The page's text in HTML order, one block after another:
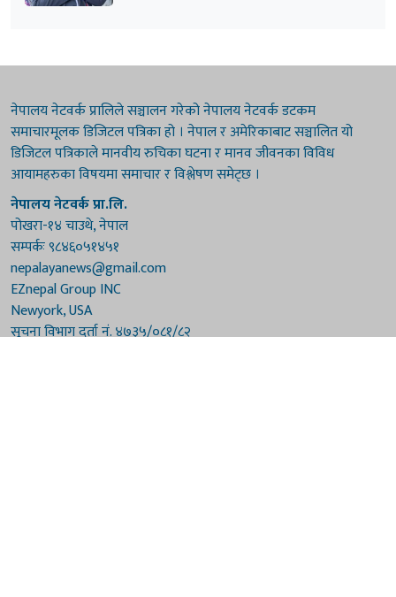
नेपालय नेटवर्क प्रालिले सञ्चालन गरेको नेपालय नेटवर्क डटकम
समाचारमूलक डिजिटल पत्रिका हो । नेपाल र अमेरिकाबाट सञ्चालित यो
डिजिटल पत्रिकाले मानवीय रुचिका घटना र मानव जीवनका विविध
आयामहरुका विषयमा समाचार र विश्लेषण समेट्छ ।
नेपालय नेटवर्क प्रा.लि.
पोखरा-१४ चाउथे, नेपाल
सम्पर्कः ९८४६०५१४५१
nepalayanews@gmail.com
EZnepal Group INC
Newyork, USA
सूचना विभाग दर्ता नं. ४७३५/०८१/८२